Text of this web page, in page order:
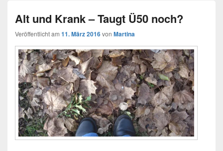
Alt und Krank – Taugt Ü50 noch?
Veröffentlicht am 11. März 2016von Martina